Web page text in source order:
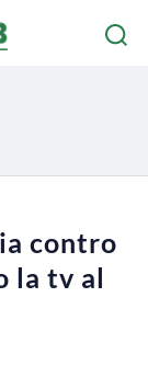
contro
la tv al